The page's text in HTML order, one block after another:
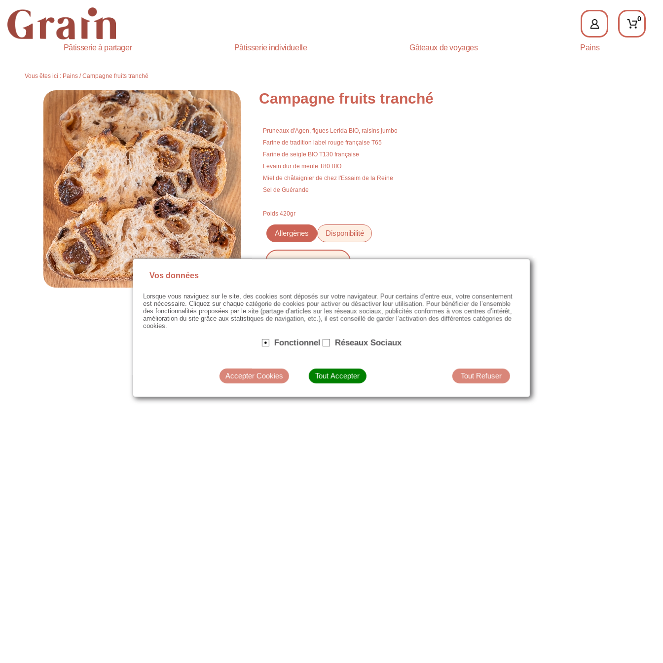
Pâtisserie à partager Pâtisserie individuelle Gâteaux de voyages Pains
0
Vous êtes ici : Pains / Campagne fruits tranché
Campagne fruits tranché
Pruneaux d'Agen, figues Lerida BIO, raisins jumbo
Farine de tradition label rouge française T65
Farine de seigle BIO T130 française
Levain dur de meule T80 BIO
Miel de châtaignier de chez l'Essaim de la Reine
Sel de Guérande
Poids 420gr
Allergènes Disponibilité
Vos données
Lorsque vous naviguez sur le site, des cookies sont déposés sur votre navigateur. Pour certains d’entre eux, votre consentement
est nécessaire. Cliquez sur chaque catégorie de cookies pour activer ou désactiver leur utilisation. Pour bénéficier de l’ensemble
des fonctionnalités proposées par le site (partage d’articles sur les réseaux sociaux, publicités conformes à vos centres d’intérêt,
amélioration du site grâce aux statistiques de navigation, etc.), il est conseillé de garder l’activation des différentes catégories de
cookies.
Fonctionnel Réseaux Sociaux
Accepter Cookies Tout Accepter Tout Refuser